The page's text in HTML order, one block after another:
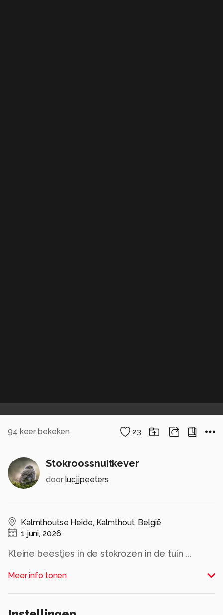
94 keer bekeken 23
Stokroossnuitkever
door lucjjpeeters
Kalmthoutse Heide, Kalmthout, België
1 juni, 2026
Kleine beestjes in de stokrozen in de tuin ...
Alle rechten voorbehouden
Meer info tonen